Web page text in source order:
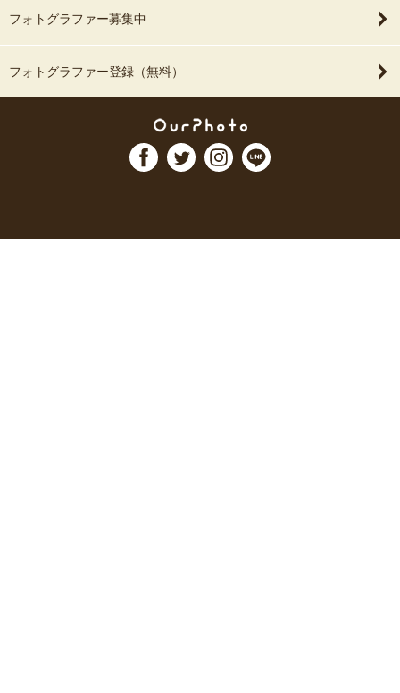
フォトグラファー募集中
フォトグラファー登録（無料）